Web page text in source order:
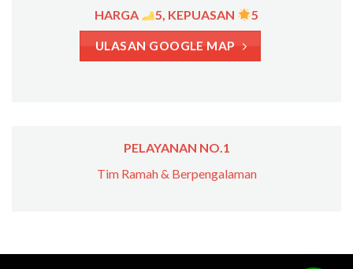
HARGA 5, KEPUASAN 5
ULASAN GOOGLE MAP
PELAYANAN NO.1
Tim Ramah & Berpengalaman